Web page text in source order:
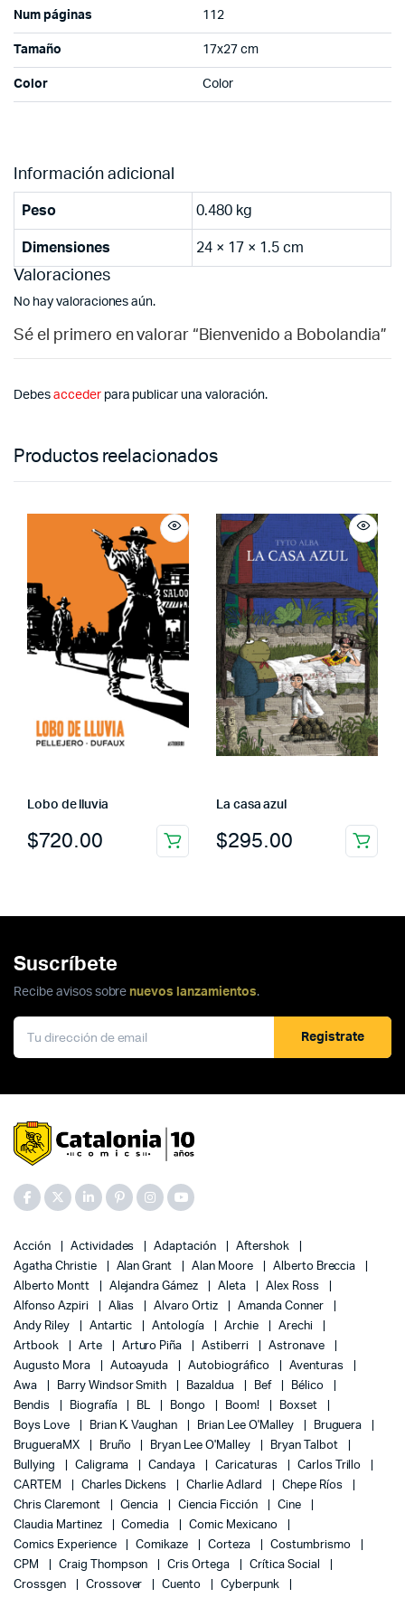
Num páginas 112
Tamaño 17x27 cm
Color Color
Información adicional
Peso 0.480 kg
Dimensiones 24 × 17 × 1.5 cm
Valoraciones
No hay valoraciones aún.
Sé el primero en valorar “Bienvenido a Bobolandia”
Debes accederpara publicar una valoración.
Productos reelacionados
Lobo de lluvia
$720.00
La casa azul
$295.00
Suscríbete
Recibe avisos sobre nuevos lanzamientos.
Registrate
Acción Actividades Adaptación
Aftershok
Agatha Christie
Alan Grant Alan Moore
Alberto Breccia
Alberto Montt
Alejandra Gámez Aleta
Alex Ross
Alfonso Azpiri
Alias Alvaro Ortiz
Amanda Conner
Andy Riley
Antartic Antología Archie
Arechi
Artbook
Arte Arturo Piña Astiberri
Astronave
Augusto Mora
Autoayuda Autobiográfico
Aventuras
Awa
Barry Windsor Smith Bazaldua Bef
Bélico
Bendis
Biografía BL Bongo Boom!
Boxset
Boys Love
Brian K. Vaughan Brian Lee O'Malley
Bruguera
BrugueraMX
Bruño Bryan Lee O'Malley
Bryan Talbot
Bullying
Caligrama Candaya Caricaturas
Carlos Trillo
CARTEM
Charles Dickens Charlie Adlard
Chepe Ríos
Chris Claremont
Ciencia Ciencia Ficción
Cine
Claudia Martinez
Comedia
Comic Mexicano
Comics Experience
Comikaze Corteza
Costumbrismo
CPM
Craig Thompson Cris Ortega
Crítica Social
Crossgen
Crossover Cuento
Cyberpunk